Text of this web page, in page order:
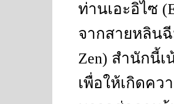
ท่านเอะอิไซ
จากสายหลินฉี
Zen) สำนักนี้เ
เพื่อให้เกิดคว